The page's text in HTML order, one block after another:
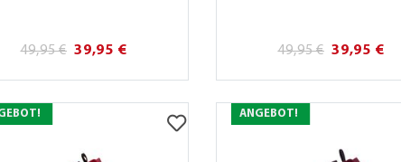
49,95 € 39,95 € 49,95 € 39,95 €
ANGEBOT!